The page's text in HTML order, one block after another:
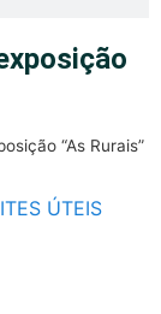
“As Rurais”
ÚTEIS